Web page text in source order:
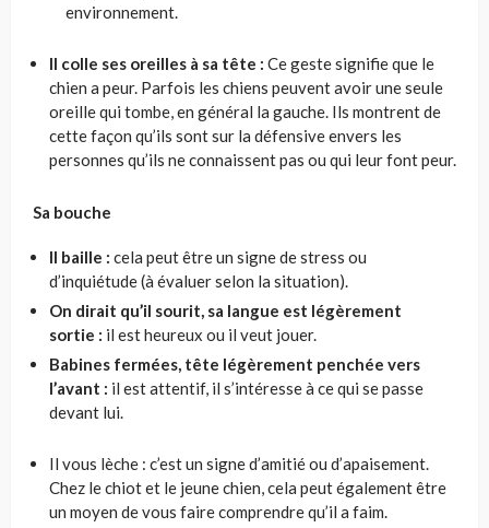
environnement.
Il colle ses oreilles à sa tête : Ce geste signifie que le
chien a peur. Parfois les chiens peuvent avoir une seule
oreille qui tombe, en général la gauche. Ils montrent de
cette façon qu’ils sont sur la défensive envers les
personnes qu’ils ne connaissent pas ou qui leur font peur.
Sa bouche
Il baille : cela peut être un signe de stress ou
d’inquiétude (à évaluer selon la situation).
On dirait qu’il sourit, sa langue est légèrement
sortie : il est heureux ou il veut jouer.
Babines fermées, tête légèrement penchée vers
l’avant : il est attentif, il s’intéresse à ce qui se passe
devant lui.
Il vous lèche : c’est un signe d’amitié ou d’apaisement.
Chez le chiot et le jeune chien, cela peut également être
un moyen de vous faire comprendre qu’il a faim.